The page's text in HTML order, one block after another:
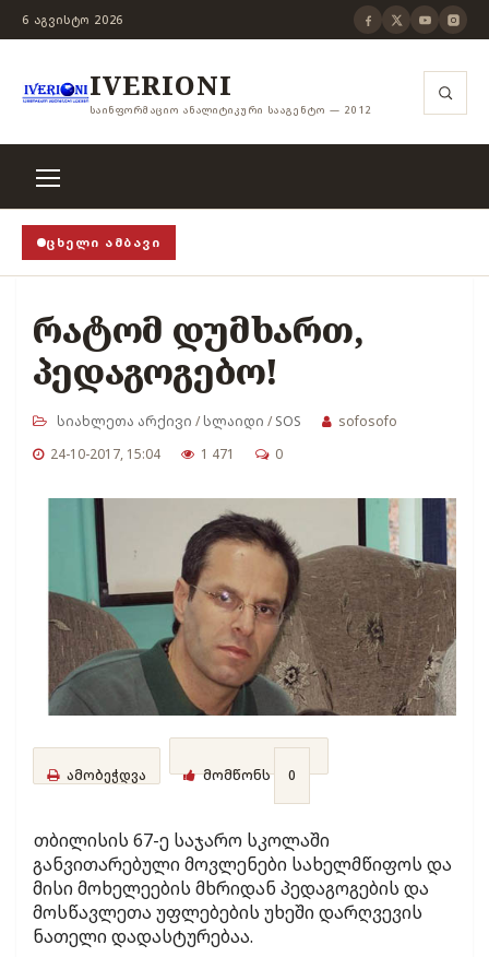
6 ᲐᲒᲕᲘᲡᲢᲝ 2026
IVERIONI
ᲡᲐᲘᲜᲤᲝᲠᲛᲐᲪᲘᲝ ᲐᲜᲐᲚᲘᲢᲘᲙᲣᲠᲘ ᲡᲐᲐᲒᲔᲜᲢᲝ — 2012
ᲪᲮᲔᲚᲘ ᲐᲛᲑᲐᲕᲘ
ჭანჭიკი მოშლილია, ცენზურა უნდა
რატომ დუმხართ,
პედაგოგებო!
სიახლეთა არქივი /სლაიდი /SOS
sofosofo
24-10-2017, 15:04
1 471 0
ამობეჭდვა მომწონს 0
თბილისის 67-ე საჯარო სკოლაში
განვითარებული მოვლენები სახელმწიფოს და
მისი მოხელეების მხრიდან პედაგოგების და
მოსწავლეთა უფლებების უხეში დარღვევის
ნათელი დადასტურებაა.